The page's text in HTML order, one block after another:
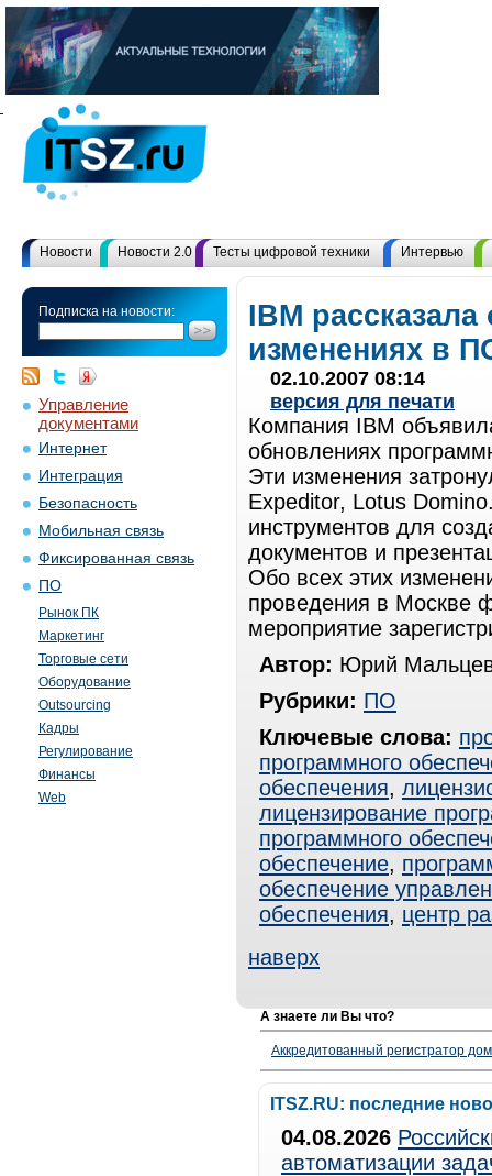
Новости Новости 2.0 Тесты цифровой техники Интервью
Подписка на новости:
Управление
документами
Интернет
Интеграция
Безопасность
Мобильная связь
Фиксированная связь
ПО
Рынок ПК
Маркетинг
Торговые сети
Оборудование
Outsourcing
Кадры
Регулирование
Финансы
Web
IBM рассказала
изменениях в
02.10.2007 08:14
версия для печати
Компания IBM
обновлениях
Эти изменения
Expeditor, Lotus
инструментов для
документов и
Обо всех этих
проведения в Москве
мероприятие
Автор: Юрий
Рубрики: ПО
Ключевые слова:
программного
обеспечения,
лицензирование
программного
обеспечение,
обеспечение
обеспечения, центр
наверх
А знаете ли Вы что?
Аккредитованный регистратор
ITSZ.RU: последние
04.08.2026
автоматизации